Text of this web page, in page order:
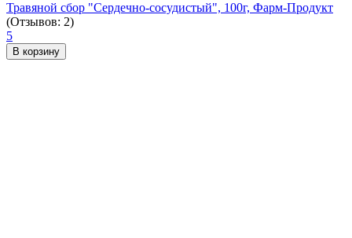
Травяной сбор "Сердечно-сосудистый", 100г, Фарм-Продукт
(Отзывов: 2)
5
В корзину